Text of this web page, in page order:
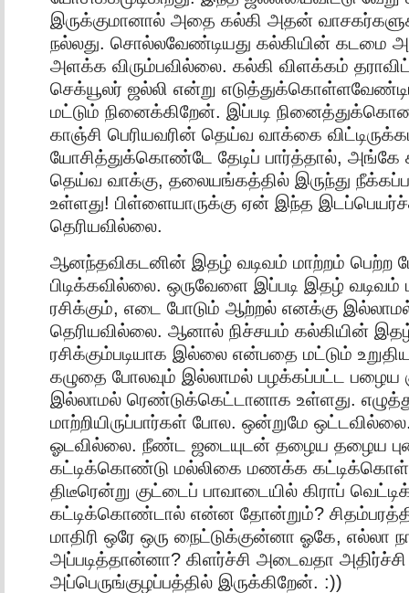
இருக்குமானால் அதை கல்கி அதன்
நல்லது. சொல்லவேண்டியது கல்கியின் கடமை
அளக்க விரும்பவில்லை. கல்கி விளக்கம்
செக்யூலர் ஜல்லி என்று
மட்டும் நினைக்கிறேன். இப்படி
காஞ்சி பெரியவரின் தெய்வ வாக்கை
யோசித்துக்கொண்டே தேடிப் பார்த்தால், அங்கே
தெய்வ வாக்கு, தலையங்கத்தில் இருந்து
உள்ளது! பிள்ளையாருக்கு ஏன் இந்த
தெரியவில்லை.
ஆனந்தவிகடனின் இதழ் வடிவம் மாற்றம் பெற்ற
பிடிக்கவில்லை. ஒருவேளை இப்படி இதழ்
ரசிக்கும், எடை போடும் ஆற்றல் எனக்கு
தெரியவில்லை. ஆனால் நிச்சயம் கல்கியின்
ரசிக்கும்படியாக இல்லை என்பதை மட்டும்
கழுதை போலவும் இல்லாமல் பழக்கப்பட்ட பழைய
இல்லாமல் ரெண்டுக்கெட்டானாக உள்ளது.
மாற்றியிருப்பார்கள் போல. ஒன்றுமே ஒட்டவில்லை.
ஓடவில்லை. நீண்ட ஜடையுடன் தழைய தழைய
கட்டிக்கொண்டு மல்லிகை மணக்க
திடீரென்று குட்டைப் பாவாடையில் கிராப்
கட்டிக்கொண்டால் என்ன தோன்றும்?
மாதிரி ஒரே ஒரு நைட்டுக்குன்னா ஓகே, எல்லா
அப்படித்தான்னா? கிளர்ச்சி அடைவதா
அப்பெருங்குழப்பத்தில் இருக்கிறேன். :))